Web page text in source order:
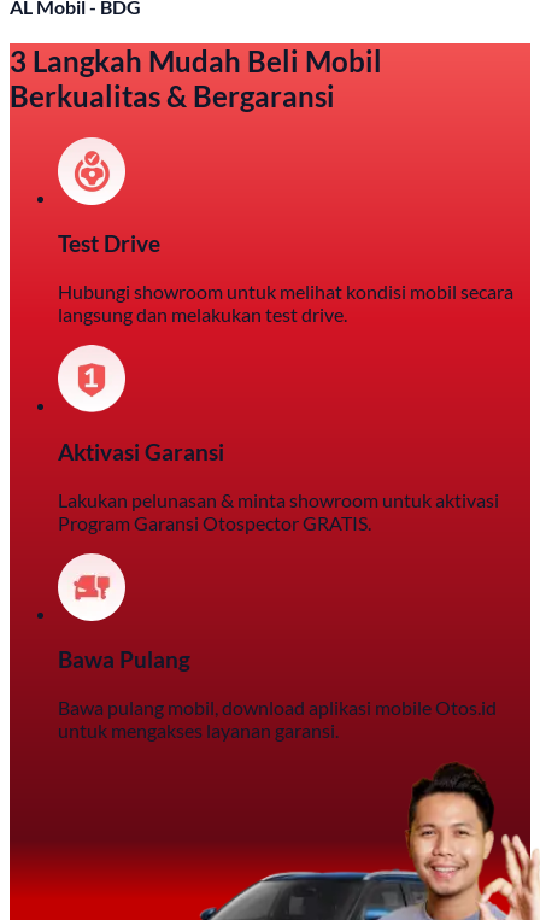
AL Mobil - BDG
3 Langkah Mudah Beli Mobil
Berkualitas & Bergaransi
Test Drive
Hubungi showroom untuk melihat kondisi mobil secara
langsung dan melakukan test drive.
Aktivasi Garansi
Lakukan pelunasan & minta showroom untuk aktivasi
Program Garansi Otospector GRATIS.
Bawa Pulang
Bawa pulang mobil, download aplikasi mobile Otos.id
untuk mengakses layanan garansi.